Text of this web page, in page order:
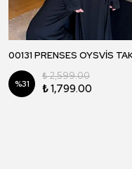
%31
₺ 2,599.00
₺ 1,799.00